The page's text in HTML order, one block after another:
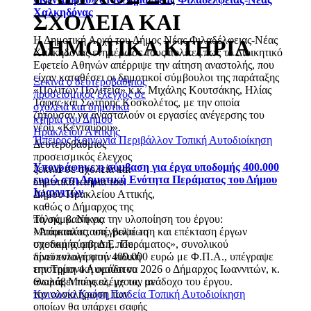
Χαλκηδόνας
Η Δημοτική Αρχή του Δήμος Νέας Φιλαδέλφειας-Νέας
Χαλκηδόνας ενημέρωσε τους πολίτες πως το Διοικητικό
Εφετείο Αθηνών απέρριψε την αίτηση αναστολής, που
είχαν καταθέσει οι δημοτικοί σύμβουλοι της παράταξης
«Πολιτών Πολιτεία» κ.κ. Μιχάλης Κουτσάκης, Ηλίας
Τάφας και Σωτήρης Κοσκολέτος, με την οποία
ζητούσαν να ανασταλούν οι εργασίες ανέγερσης του
νέου «Κένταυρου».
ΉπειροςΚοινωνίαΠεριβάλλον Τοπική Αυτοδιοίκηση
Υπογράφηκε η σύμβαση για έργα υποδομής 400.000
ευρώ στη Δημοτική Ενότητα Περάματος του Δήμου
Ιωαννιτών
Τη σύμβαση για την υλοποίηση του έργου:
«Αποκατάσταση, βελτίωση και επέκταση έργων
υποδομής στη Δ.Ε. Περάματος», συνολικού
προϋπολογισμού 400.000 ευρώ με Φ.Π.Α., υπέγραψε
την Τρίτη 4 Αυγούστου 2026 ο Δήμαρχος Ιωαννιτών, κ.
Θωμάς Μπέγκας, με τον ανάδοχο του έργου.
ΚοινωνίαΚρήτηΠαιδεία Τοπική Αυτοδιοίκηση
ΣΧΟΛΕΙΑ ΚΑΙ
ΔΗΜΟΤΙΚΑ ΚΤΗΡΙΑ
Ξεκινά ο δευτεροβάθμιος
προσεισμικός έλεγχος σε
σχολεία και δημοτικά
κτήρια του Δήμου
Ηρακλείου Αττικής
Δευτεροβάθμιος
προσεισμικός έλεγχος
ξεκινά σε σχολεία και
δημοτικά κτήρια του
Δήμου Ηρακλείου Αττικής,
καθώς ο Δήμαρχος της
πόλης, κ. Νίκος
Μπάμπαλος, υπέγραψε τη
σχετική σύμβαση, που
δίνει εντολή στην ειδική
επιστημονική ομάδα να
αναλάβει τους ελέγχους, με
την ολοκλήρωση των
οποίων θα υπάρχει σαφής